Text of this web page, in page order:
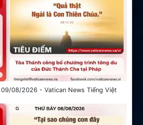
09/08/2026 - Vatican News Tiếng Việt